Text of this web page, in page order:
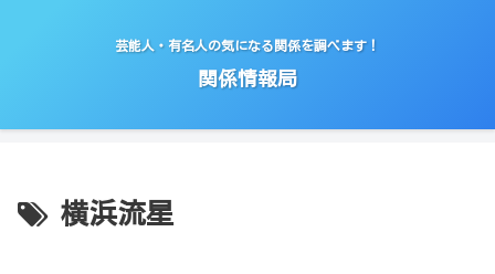
芸能人・有名人の気になる関係を調べます！
関係情報局
横浜流星